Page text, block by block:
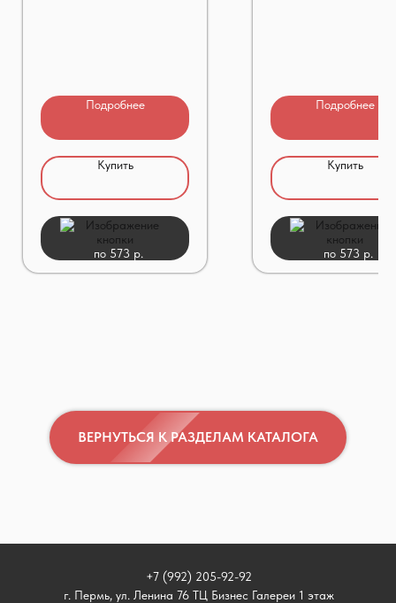
Подробнее
Купить
по 573 р.
Подробнее
Купить
по 573 р.
ВЕРНУТЬСЯ К РАЗДЕЛАМ КАТАЛОГА
+7 (992) 205-92-92
г. Пермь, ул. Ленина 76 ТЦ Бизнес Галереи 1 этаж